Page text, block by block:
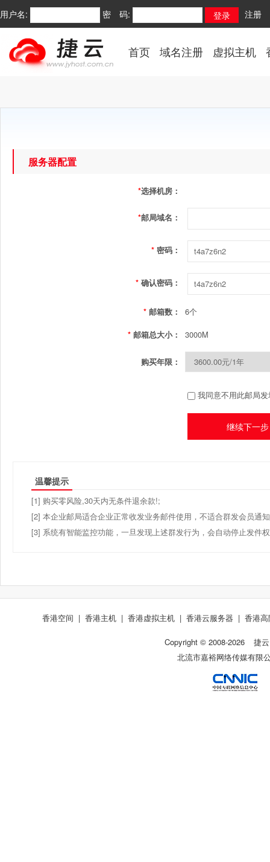
用户名: 密 码: 注册
首页 域名注册 虚拟主机
服务器配置
*选择机房：
*邮局域名：
* 密码：
* 确认密码：
* 邮箱数： 6个
* 邮箱总大小： 3000M
购买年限：
我同意不用此邮局
温馨提示
[1] 购买零风险,30天内无条件退余款!;
[2] 本企业邮局适合企业正常收发业务邮件使用，不适合群发会员通
[3] 系统有智能监控功能，一旦发现上述群发行为，会自动停止发件
香港空间 | 香港主机 | 香港虚拟主机 | 香港云服务器 | 香港
Copyright © 2008-2026
捷云
北流市嘉裕网络传媒有限